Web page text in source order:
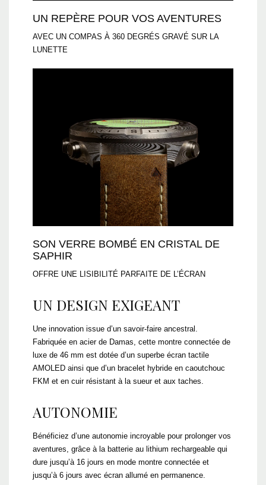
UN REPÈRE POUR VOS AVENTURES
AVEC UN COMPAS À 360 DEGRÉS GRAVÉ SUR LA
LUNETTE
SON VERRE BOMBÉ EN CRISTAL DE
SAPHIR
OFFRE UNE LISIBILITÉ PARFAITE DE L’ÉCRAN
UN DESIGN EXIGEANT
Une innovation issue d’un savoir-faire ancestral.
Fabriquée en acier de Damas, cette montre connectée de
luxe de 46 mm est dotée d’un superbe écran tactile
AMOLED ainsi que d’un bracelet hybride en caoutchouc
FKM et en cuir résistant à la sueur et aux taches.
AUTONOMIE
Bénéficiez d’une autonomie incroyable pour prolonger vos
aventures, grâce à la batterie au lithium rechargeable qui
dure jusqu’à 16 jours en mode montre connectée et
jusqu’à 6 jours avec écran allumé en permanence.